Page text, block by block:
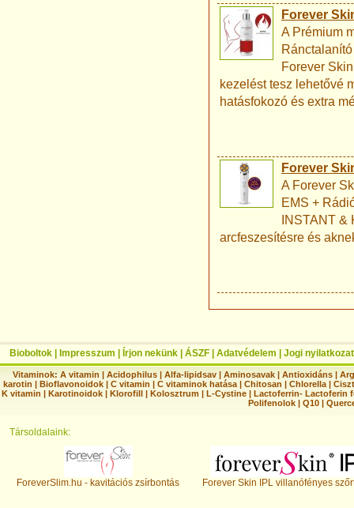
Forever
A Prémium
Forever
kezelést tesz lehetővé
hatásfokozó és extra
Forever
A Forever
EMS +
INSTANT
arcfeszesítésre és
Bioboltok Impresszum Írjon nekünk ÁSZF Adatvédelem Jogi nyilatkozat
Vitaminok: A vitamin |Acidophilus |Alfa-lipidsav |Aminosavak |Antioxidáns |
karotin | Bioflavonoidok | C vitamin | C vitaminok hatása | Chitosan | Chlorella |
K vitamin | Karotinoidok | Klorofill | Kolosztrum | L-Cystine | Lactoferrin- Lactoferin
Polifenolok |Q10 |
Társoldalaink:
ForeverSlim.hu - kavitációs zsírbontás Forever Skin IPL villanófényes